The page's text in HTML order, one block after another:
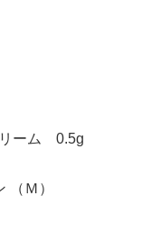
リーム 0.5g
（Ｍ）